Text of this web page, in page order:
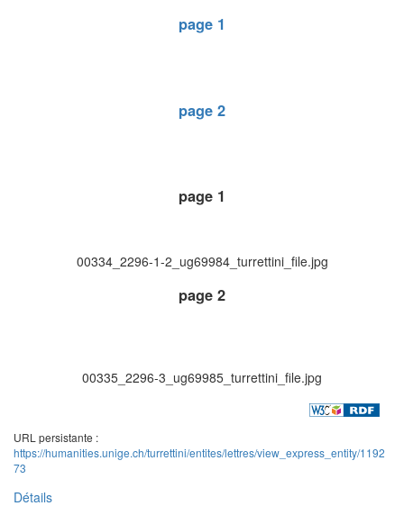
page 1
page 2
page 1
00334_2296-1-2_ug69984_turrettini_file.jpg
page 2
00335_2296-3_ug69985_turrettini_file.jpg
URL persistante :
https://humanities.unige.ch/turrettini/entites/lettres/view_express_entity/1192
73
Détails